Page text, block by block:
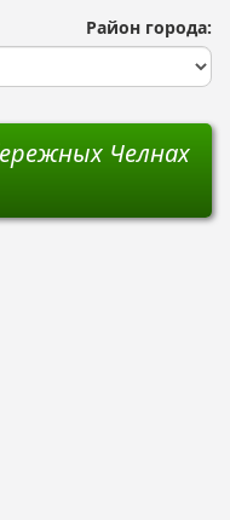
Район города:
Челнах